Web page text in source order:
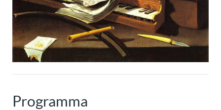
Programma